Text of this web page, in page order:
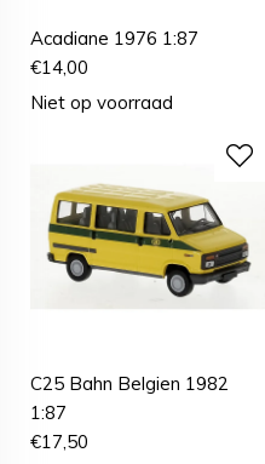
Acadiane 1976 1:87
€14,00
Niet op voorraad
C25 Bahn Belgien 1982
1:87
€17,50